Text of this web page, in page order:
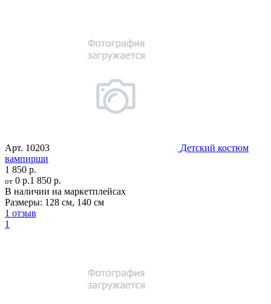
Арт. 10203
Детский костюм
вампирши
1 850 р.
от 0 р.1 850 р.
В наличии на маркетплейсах
Размеры: 128 см, 140 см
1 отзыв
1